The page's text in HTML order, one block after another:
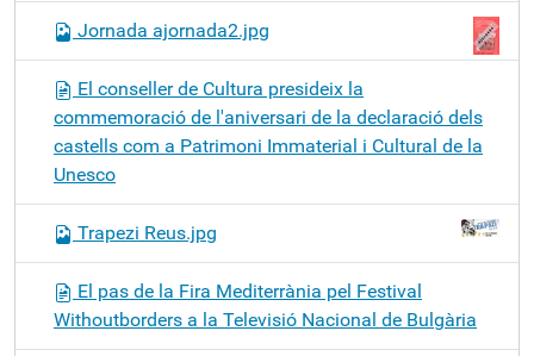
Jornada ajornada2.jpg
El conseller de Cultura presideix la
commemoració de l'aniversari de la declaració dels
castells com a Patrimoni Immaterial i Cultural de la
Unesco
Trapezi Reus.jpg
El pas de la Fira Mediterrània pel Festival
Withoutborders a la Televisió Nacional de Bulgària